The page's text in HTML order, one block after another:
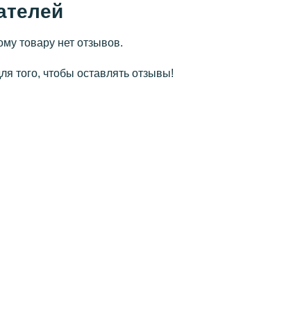
товару нет отзывов.
того, чтобы оставлять отзывы!